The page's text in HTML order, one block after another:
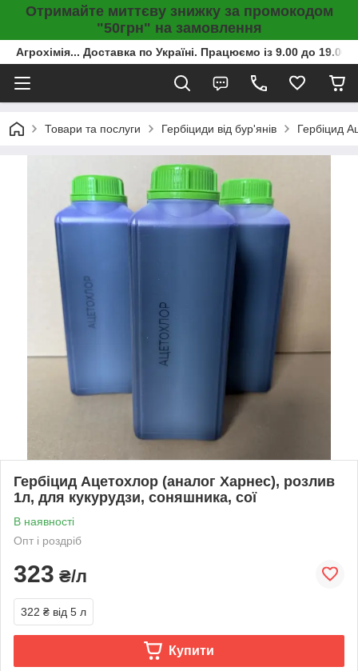
Отримайте миттєву знижку за промокодом
"50грн" на замовлення
Агрохімія... Доставка по Україні. Працюємо із 9.00 до
Товари та послуги Гербіциди від бур'янів Гербіцид
Гербіцид Ацетохлор (аналог Харнес), розлив
1л, для кукурудзи, соняшника, сої
В наявності
Опт і роздріб
323 ₴/л
322 ₴ від 5 л
Купити